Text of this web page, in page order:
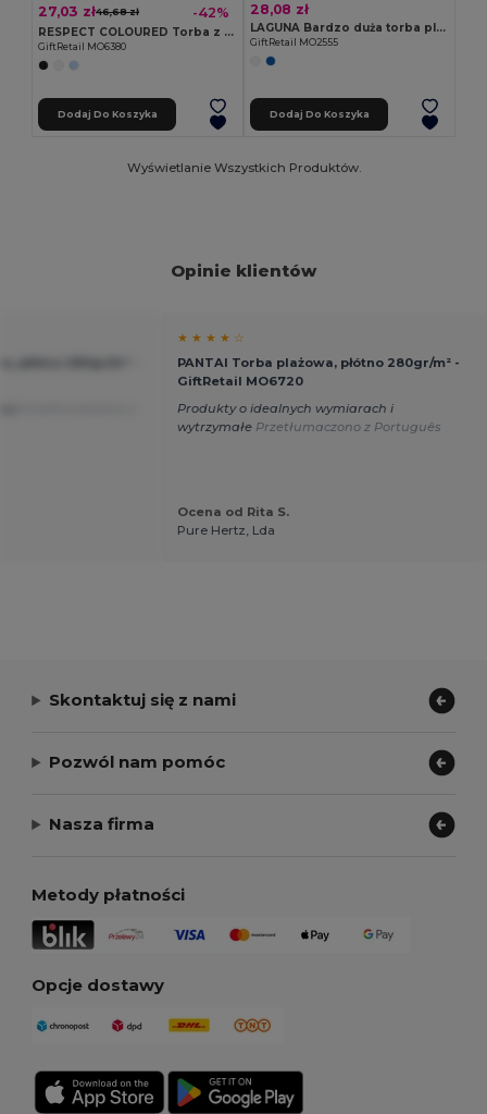
27,03 zł46,68 zł -42%
RESPECT COLOURED Torba z recyklingu 280 gr/m²
GiftRetail MO6380
Dodaj Do Koszyka
28,08 zł
LAGUNA Bardzo duża torba plażowa 280gr/m²
GiftRetail MO2555
Dodaj Do Koszyka
Wyświetlanie Wszystkich Produktów.
Opinie klientów
★ ★ ★ ★ ☆
PANTAI Torba plażowa, płótno 280gr/m² -
GiftRetail MO6720
Produkty o idealnych wymiarach i
wytrzymałe Przetłumaczono z Português
Ocena od Rita S.
Pure Hertz, Lda
Skontaktuj się z nami
Pozwól nam pomóc
Nasza firma
Metody płatności
Opcje dostawy